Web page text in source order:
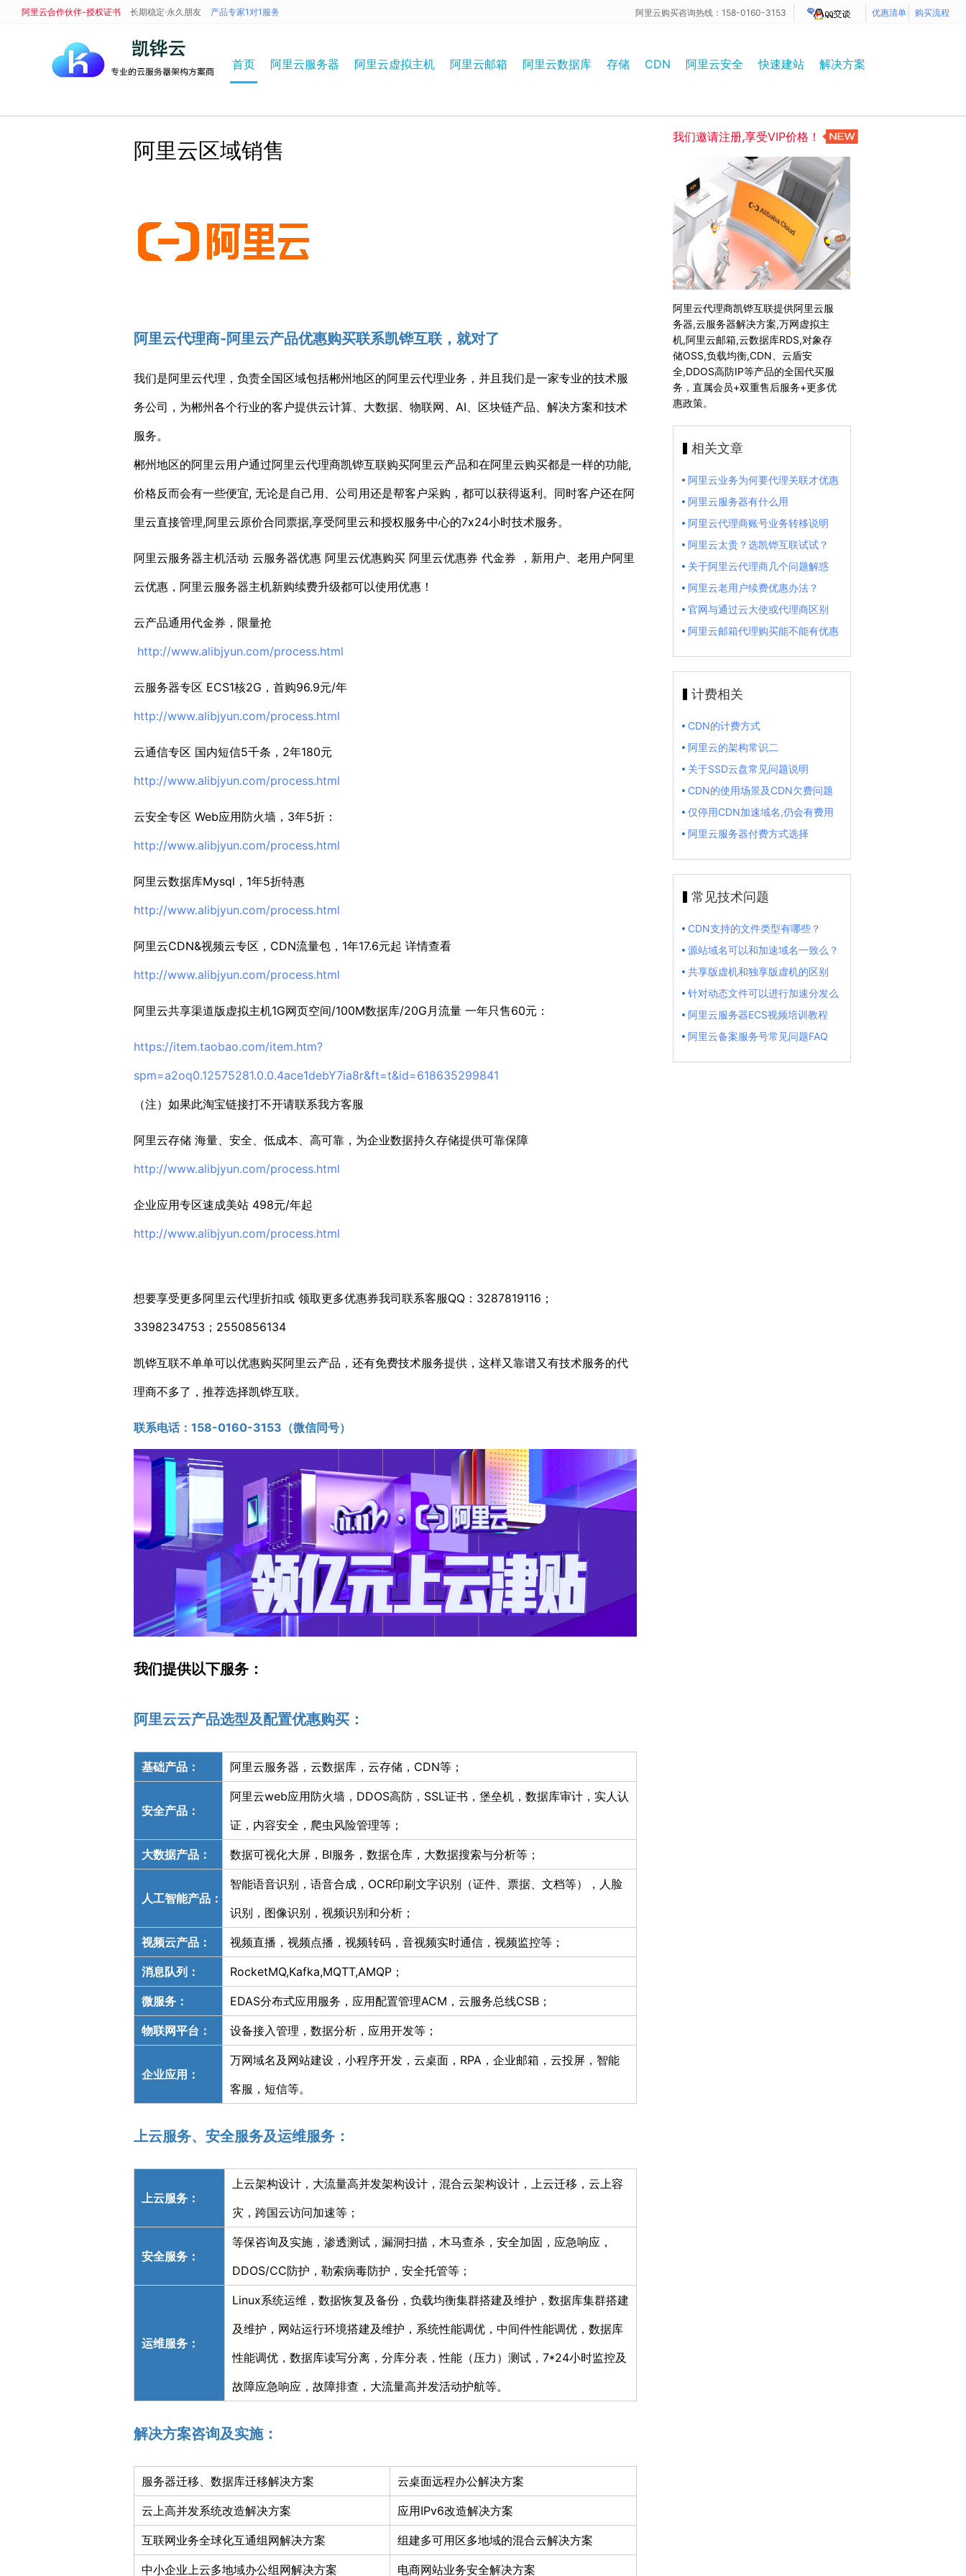
阿里云合作伙伴-授权证书 长期稳定·永久朋友 产品专家1对1服务 阿里云购买咨询热线：158-0160-3153 优惠清单 购买流程
首页 阿里云服务器 阿里云虚拟主机 阿里云邮箱 阿里云数据库 存储 CDN 阿里云安全 快速建站 解决方案
阿里云区域销售
阿里云代理商-阿里云产品优惠购买联系凯铧互联，就对了
我们是阿里云代理，负责全国区域包括郴州地区的阿里云代理业务，并且我们是一家专业的技术服
务公司，为郴州各个行业的客户提供云计算、大数据、物联网、AI、区块链产品、解决方案和技术
服务。
郴州地区的阿里云用户通过阿里云代理商凯铧互联购买阿里云产品和在阿里云购买都是一样的功能,
价格反而会有一些便宜, 无论是自己用、公司用还是帮客户采购，都可以获得返利。同时客户还在阿
里云直接管理,阿里云原价合同票据,享受阿里云和授权服务中心的7x24小时技术服务。
阿里云服务器主机活动 云服务器优惠 阿里云优惠购买 阿里云优惠券 代金券 ，新用户、老用户阿里
云优惠，阿里云服务器主机新购续费升级都可以使用优惠！
云产品通用代金券，限量抢
http://www.alibjyun.com/process.html
云服务器专区 ECS1核2G，首购96.9元/年
http://www.alibjyun.com/process.html
云通信专区 国内短信5千条，2年180元
http://www.alibjyun.com/process.html
云安全专区 Web应用防火墙，3年5折：
http://www.alibjyun.com/process.html
阿里云数据库Mysql，1年5折特惠
http://www.alibjyun.com/process.html
阿里云CDN&视频云专区，CDN流量包，1年17.6元起 详情查看
http://www.alibjyun.com/process.html
阿里云共享渠道版虚拟主机1G网页空间/100M数据库/20G月流量 一年只售60元：
https://item.taobao.com/item.htm?
spm=a2oq0.12575281.0.0.4ace1debY7ia8r&ft=t&id=618635299841
（注）如果此淘宝链接打不开请联系我方客服
阿里云存储 海量、安全、低成本、高可靠，为企业数据持久存储提供可靠保障
http://www.alibjyun.com/process.html
企业应用专区速成美站 498元/年起
http://www.alibjyun.com/process.html
想要享受更多阿里云代理折扣或 领取更多优惠券我司联系客服QQ：3287819116；
3398234753；2550856134
凯铧互联不单单可以优惠购买阿里云产品，还有免费技术服务提供，这样又靠谱又有技术服务的代
理商不多了，推荐选择凯铧互联。
联系电话：158-0160-3153 （微信同号）
我们提供以下服务：
阿里云云产品选型及配置优惠购买：
基础产品： 阿里云服务器，云数据库，云存储，CDN等；
安全产品：
阿里云web应用防火墙，DDOS高防，SSL证书，堡垒机，数据库审计，实人认
证，内容安全，爬虫风险管理等；
大数据产品： 数据可视化大屏，BI服务，数据仓库，大数据搜索与分析等；
人工智能产品：
智能语音识别，语音合成，OCR印刷文字识别（证件、票据、文档等），人脸
识别，图像识别，视频识别和分析；
视频云产品： 视频直播，视频点播，视频转码，音视频实时通信，视频监控等；
消息队列： RocketMQ,Kafka,MQTT,AMQP；
微服务： EDAS分布式应用服务，应用配置管理ACM，云服务总线CSB；
物联网平台： 设备接入管理，数据分析，应用开发等；
企业应用：
万网域名及网站建设，小程序开发，云桌面，RPA，企业邮箱，云投屏，智能
客服，短信等。
上云服务、安全服务及运维服务：
上云服务：
上云架构设计，大流量高并发架构设计，混合云架构设计，上云迁移，云上容
灾，跨国云访问加速等；
安全服务：
等保咨询及实施，渗透测试，漏洞扫描，木马查杀，安全加固，应急响应，
DDOS/CC防护，勒索病毒防护，安全托管等；
运维服务：
Linux系统运维，数据恢复及备份，负载均衡集群搭建及维护，数据库集群搭建
及维护，网站运行环境搭建及维护，系统性能调优，中间件性能调优，数据库
性能调优，数据库读写分离，分库分表，性能（压力）测试，7*24小时监控及
故障应急响应，故障排查，大流量高并发活动护航等。
解决方案咨询及实施：
服务器迁移、数据库迁移解决方案 云桌面远程办公解决方案
云上高并发系统改造解决方案 应用IPv6改造解决方案
互联网业务全球化互通组网解决方案 组建多可用区多地域的混合云解决方案
中小企业上云多地域办公组网解决方案 电商网站业务安全解决方案
我们邀请注册,享受VIP价格！
阿里云代理商凯铧互联提供阿里云服
务器,云服务器解决方案,万网虚拟主
机,阿里云邮箱,云数据库RDS,对象存
储OSS,负载均衡,CDN、云盾安
全,DDOS高防IP等产品的全国代买服
务，直属会员+双重售后服务+更多优
惠政策。
相关文章
阿里云业务为何要代理关联才优惠
阿里云服务器有什么用
阿里云代理商账号业务转移说明
阿里云太贵？选凯铧互联试试？
关于阿里云代理商几个问题解惑
阿里云老用户续费优惠办法？
官网与通过云大使或代理商区别
阿里云邮箱代理购买能不能有优惠
计费相关
CDN的计费方式
阿里云的架构常识二
关于SSD云盘常见问题说明
CDN的使用场景及CDN欠费问题
仅停用CDN加速域名,仍会有费用
阿里云服务器付费方式选择
常见技术问题
CDN支持的文件类型有哪些？
源站域名可以和加速域名一致么？
共享版虚机和独享版虚机的区别
针对动态文件可以进行加速分发么
阿里云服务器ECS视频培训教程
阿里云备案服务号常见问题FAQ